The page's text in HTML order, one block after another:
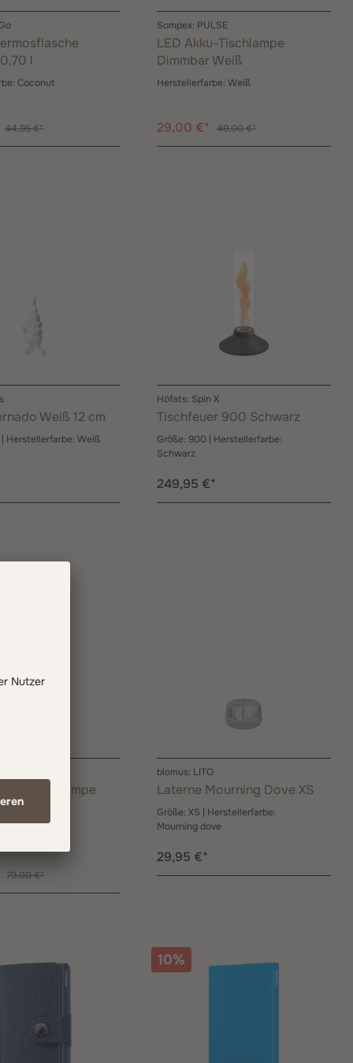
l
Coconut
44,95 €*
Sompex: PULSE
LED Akku-Tischlampe
Dimmbar Weiß
Herstellerfarbe:Weiß
29,00 €* 49,00 €*
Weiß 12 cm
| Herstellerfarbe:Weiß
Höfats: Spin X
Tischfeuer 900 Schwarz
Größe: 900
| Herstellerfarbe:
Schwarz
249,95 €*
Flaschenlampe
79,00 €*
blomus: LITO
Laterne Mourning Dove XS
Größe:XS
| Herstellerfarbe:
Mourning dove
29,95 €*
10%